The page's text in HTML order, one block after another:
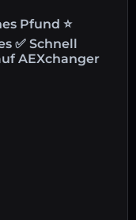
Pfund ⭐
✅ Schnell
AEXchanger